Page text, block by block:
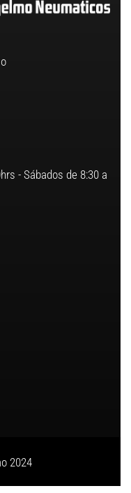
- Sábados de 8:30 a
2024